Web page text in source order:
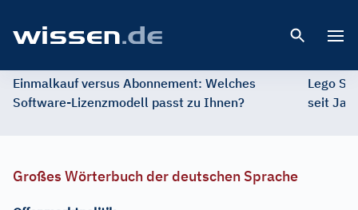
Einmalkauf versus Abonnement: Welches
Software-Lizenzmodell passt zu Ihnen?
Lego
seit
Großes Wörterbuch der deutschen Sprache